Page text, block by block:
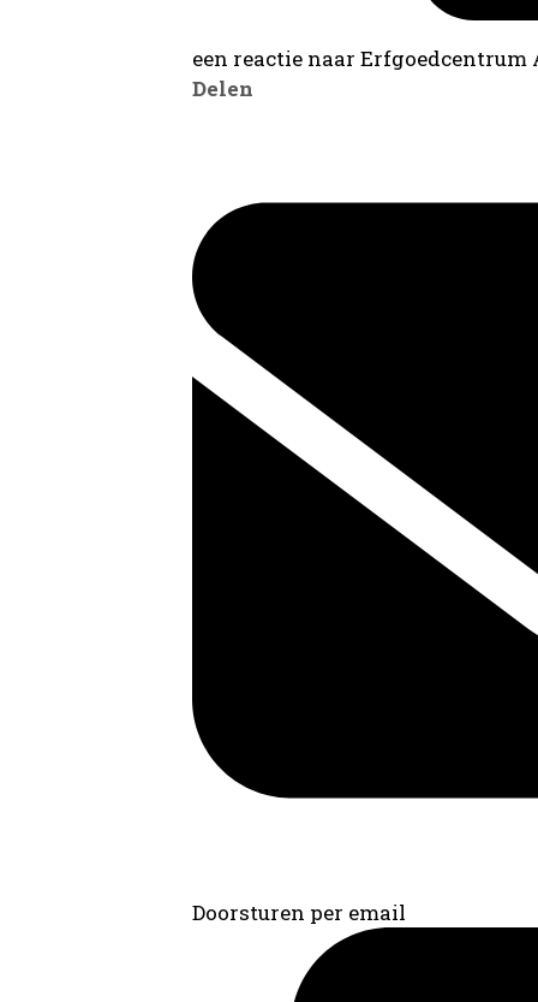
een reactie naar
Delen
Doorsturen per email